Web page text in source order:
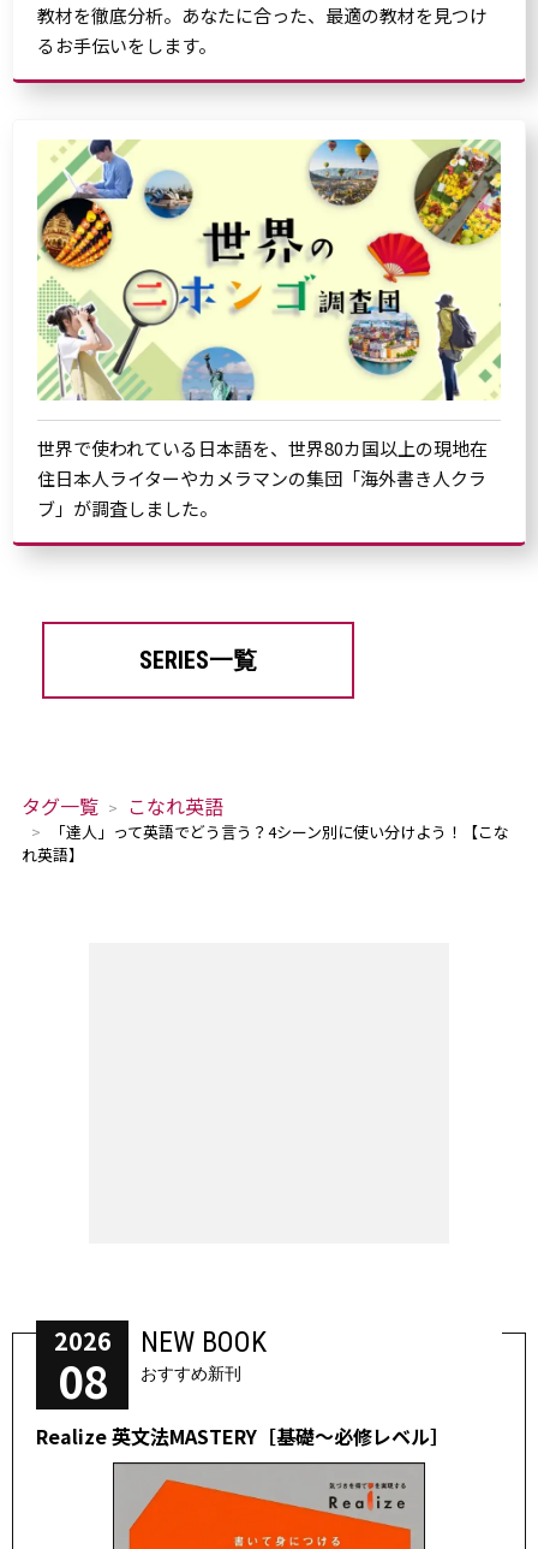
教材を徹底分析。あなたに合った、最適の教材を見つけ
るお手伝いをします。
世界で使われている日本語を、世界80カ国以上の現地在
住日本人ライターやカメラマンの集団「海外書き人クラ
ブ」が調査しました。
SERIES一覧
タグ一覧 こなれ英語
「達人」って英語でどう言う？4シーン別に使い分けよう！【こな
れ英語】
2026
08
NEW BOOK
おすすめ新刊
Realize 英文法MASTERY［基礎～必修レベル］